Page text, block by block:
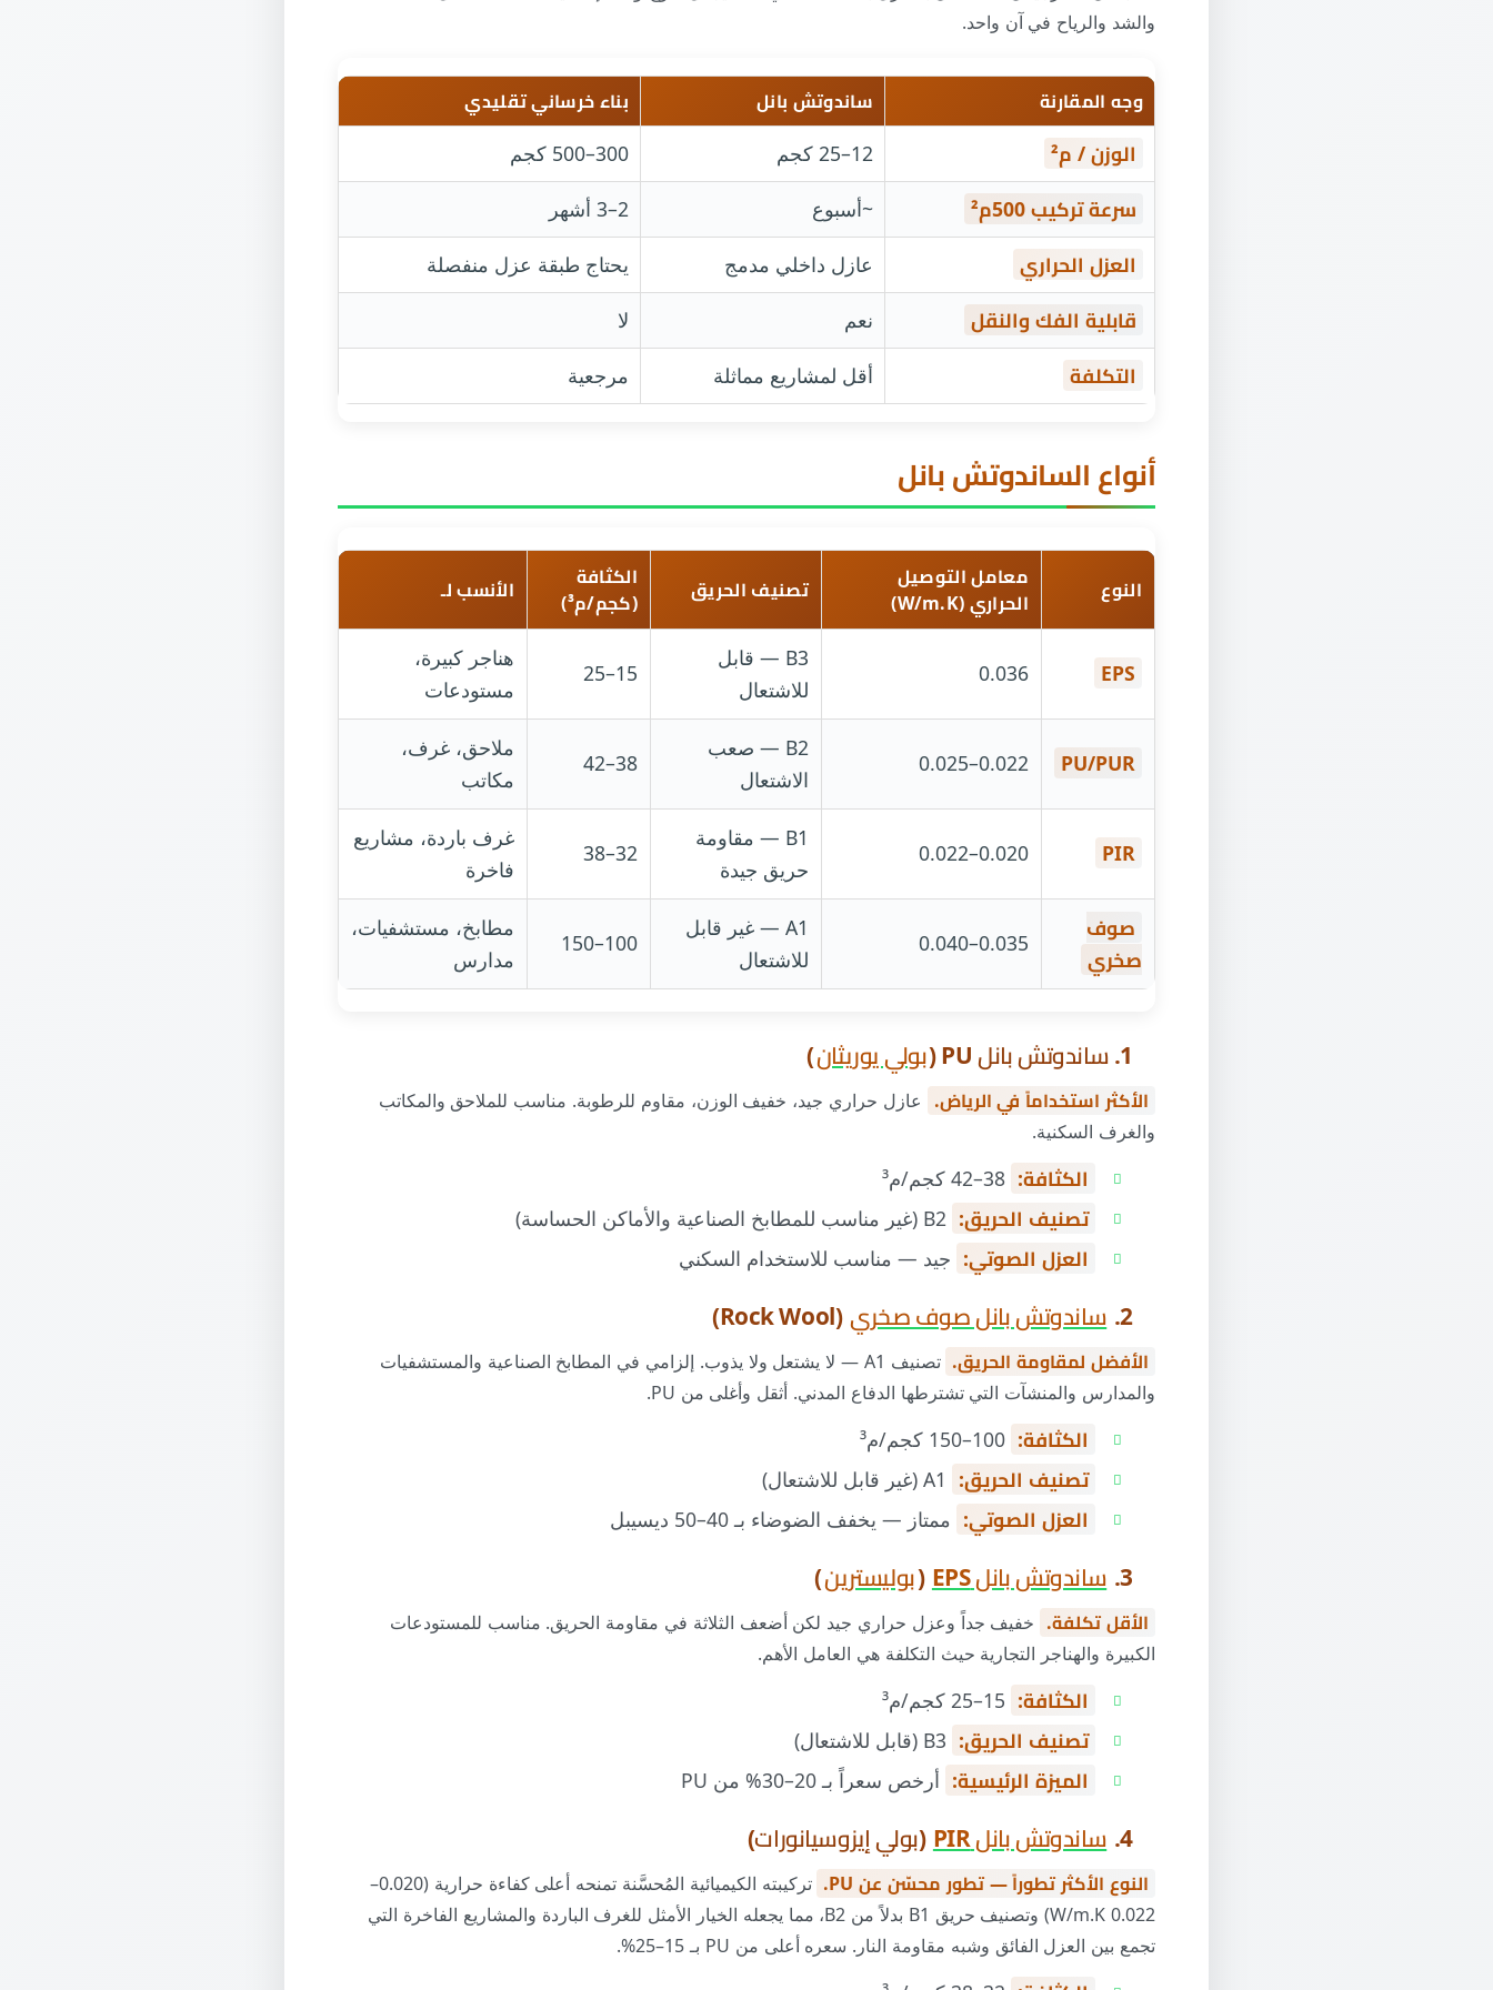
والشد والرياح في آن واحد.
وجه المقارنة ساندوتش بانل بناء خرساني تقليدي
الوزن / م² 12–25 كجم 300–500 كجم
سرعة تركيب 500م² ~أسبوع 2–3 أشهر
العزل الحراري عازل داخلي مدمج يحتاج طبقة عزل منفصلة
قابلية الفك والنقل نعم لا
التكلفة أقل لمشاريع مماثلة مرجعية
أنواع الساندوتش بانل
النوع
معامل التوصيل
الحراري (W/m.K)
تصنيف الحريق
الكثافة
(كجم/م³)
الأنسب لـ
EPS
0.036
B3 — قابل
للاشتعال
15–25
هناجر كبيرة،
مستودعات
PU/PUR
0.022–0.025
B2 — صعب
الاشتعال
38–42
ملاحق، غرف،
مكاتب
PIR
0.020–0.022
B1 — مقاومة
حريق جيدة
32–38
غرف باردة، مشاريع
فاخرة
صوف
صخري
0.035–0.040
A1 — غير قابل
للاشتعال
100–150
مطابخ، مستشفيات،
مدارس
1. ساندوتش بانل PU ( بولي يوريثان)
الأكثر استخداماً في الرياض.
عازل حراري جيد، خفيف الوزن، مقاوم للرطوبة. مناسب للملاحق والمكاتب
والغرف السكنية.
الكثافة:
تصنيف الحريق:
العزل الصوتي: جيد — مناسب للاستخدام السكني
2. ساندوتش بانل صوف صخري (Rock Wool)
الأفضل لمقاومة الحريق.
تصنيف A1 — لا يشتعل ولا يذوب. إلزامي في المطابخ الصناعية والمستشفيات
والمدارس والمنشآت التي تشترطها الدفاع المدني. أثقل وأغلى من PU.
الكثافة:
تصنيف الحريق:
العزل الصوتي: ممتاز — يخفف الضوضاء بـ 40–50 ديسيبل
3. ساندوتش بانل EPS (بوليسترين)
الأقل تكلفة. خفيف جداً وعزل حراري جيد لكن أضعف الثلاثة في مقاومة الحريق. مناسب للمستودعات
الكبيرة والهناجر التجارية حيث التكلفة هي العامل الأهم.
الكثافة:
تصنيف الحريق:
الميزة الرئيسية: أرخص سعراً بـ 20–30% من PU
4. ساندوتش بانل PIR (بولي إيزوسيانورات)
النوع الأكثر تطوراً — تطور محسّن عن PU.
تركيبته الكيميائية المُحسَّنة تمنحه أعلى كفاءة حرارية (0.020–
0.022 W/m.K) وتصنيف حريق B1 بدلاً من B2، مما يجعله الخيار الأمثل للغرف الباردة والمشاريع الفاخرة التي
تجمع بين العزل الفائق وشبه مقاومة النار. سعره أعلى من PU بـ 15–25%.